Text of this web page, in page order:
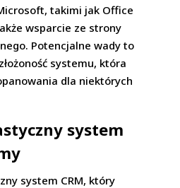
takimi jak Office
wsparcie ze strony
Potencjalne wady to
systemu, która
dla niektórych
system
system CRM, który